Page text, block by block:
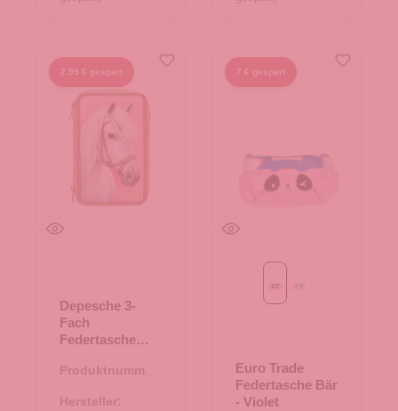
2,95 € gespart
Depesche 3-
Fach
Federtasche
Melody
Produktnummer:
Hersteller:
7 € gespart
Violetblau
Euro Trade
Federtasche Bär
- Violet